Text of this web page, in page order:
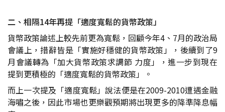
二、相隔14年再提「適度寬鬆的貨幣政策」
貨幣政策論述上較先前更為寬鬆，回顧今年4、7月的政治局
會議上，措辭皆是「實施好穩健的貨幣政策」，後續到了9
月會議轉為「加大貨幣政策求調節 力度」，進一步到現在
提到更積極的「適度寬鬆的貨幣政策」。
而上一次提及「適度寬鬆」說法便是在2009-2010遭遇金融
海嘯之後，因此市場也更樂觀預期將出現更多的降準降息幅